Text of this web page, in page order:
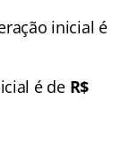
inicial é
é de R$